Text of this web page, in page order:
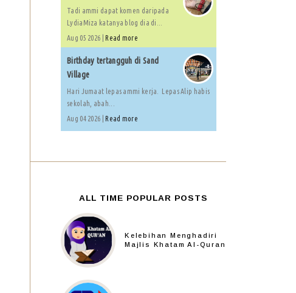
Tadi ammi dapat komen daripada
LydiaMiza katanya blog dia di...
Aug 05 2026 | Read more
Birthday tertangguh di Sand
Village
Hari Jumaat lepas ammi kerja. Lepas Alip habis
sekolah, abah...
Aug 04 2026 | Read more
ALL TIME POPULAR POSTS
Kelebihan Menghadiri
Majlis Khatam Al-Quran